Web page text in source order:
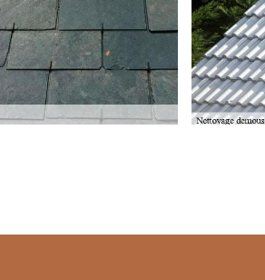
Toudic Julien sont très efficace pour
appel à des experts du Artisan Toudic Julien